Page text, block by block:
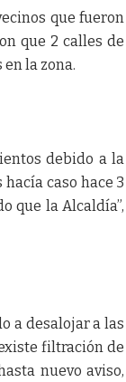
que fueron
que 2 calles de
la zona.
debido a la
caso hace 3
que la Alcaldía”,
a desalojar a las
filtración de
nuevo aviso,